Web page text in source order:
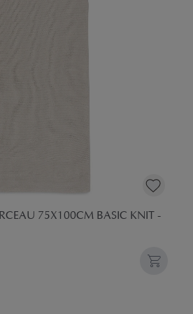
75X100CM BASIC KNIT -